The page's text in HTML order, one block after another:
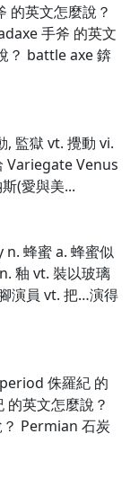
的英文怎麼說？
手斧 的英文
？ battle axe 錛
監獄 vt. 攪動 vi.
Variegate Venus
(愛與美...
蜂蜜 a. 蜂蜜似
釉 vt. 裝以玻璃
演員 vt. 把…演得
侏羅紀 的
英文怎麼說？
Permian 石炭